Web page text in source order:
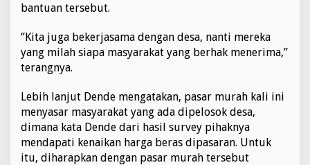
bantuan tersebut.
‘’Kita juga bekerjasama dengan desa, nanti mereka
yang milah siapa masyarakat yang berhak menerima,”
terangnya.
Lebih lanjut Dende mengatakan, pasar murah kali ini
menyasar masyarakat yang ada dipelosok desa,
dimana kata Dende dari hasil survey pihaknya
mendapati kenaikan harga beras dipasaran. Untuk
itu, diharapkan dengan pasar murah tersebut